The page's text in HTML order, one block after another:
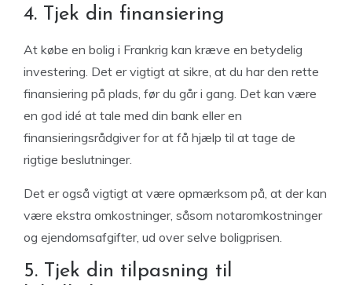
4. Tjek din finansiering
At købe en bolig i Frankrig kan kræve en betydelig
investering. Det er vigtigt at sikre, at du har den rette
finansiering på plads, før du går i gang. Det kan være
en god idé at tale med din bank eller en
finansieringsrådgiver for at få hjælp til at tage de
rigtige beslutninger.
Det er også vigtigt at være opmærksom på, at der kan
være ekstra omkostninger, såsom notaromkostninger
og ejendomsafgifter, ud over selve boligprisen.
5. Tjek din tilpasning til